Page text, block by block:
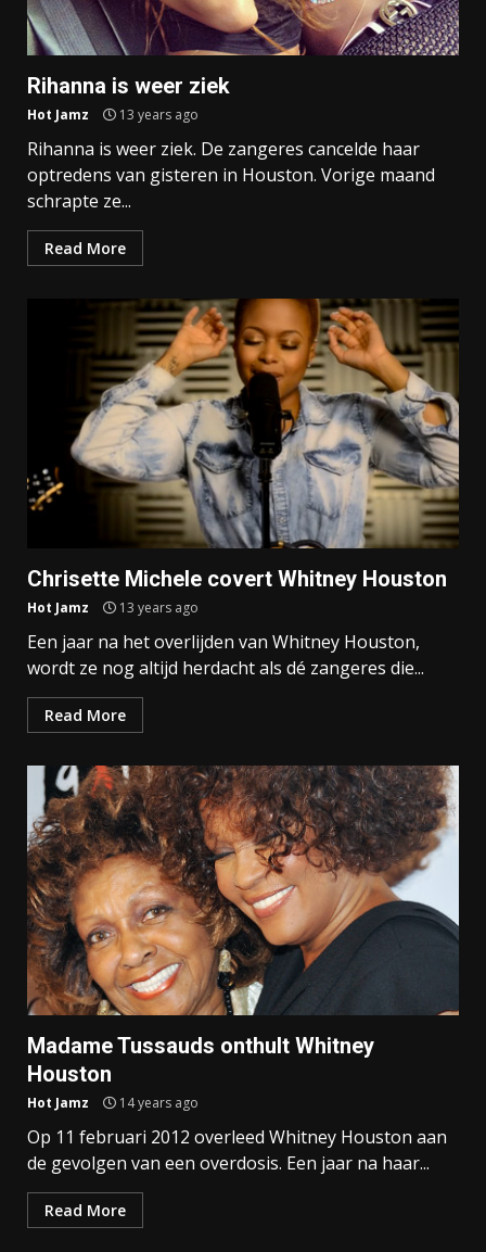
Rihanna is weer ziek
Hot Jamz 13 years ago
Rihanna is weer ziek. De zangeres cancelde haar
optredens van gisteren in Houston. Vorige maand
schrapte ze...
Read More
Chrisette Michele covert Whitney Houston
Hot Jamz 13 years ago
Een jaar na het overlijden van Whitney Houston,
wordt ze nog altijd herdacht als dé zangeres die...
Read More
Madame Tussauds onthult Whitney
Houston
Hot Jamz 14 years ago
Op 11 februari 2012 overleed Whitney Houston aan
de gevolgen van een overdosis. Een jaar na haar...
Read More